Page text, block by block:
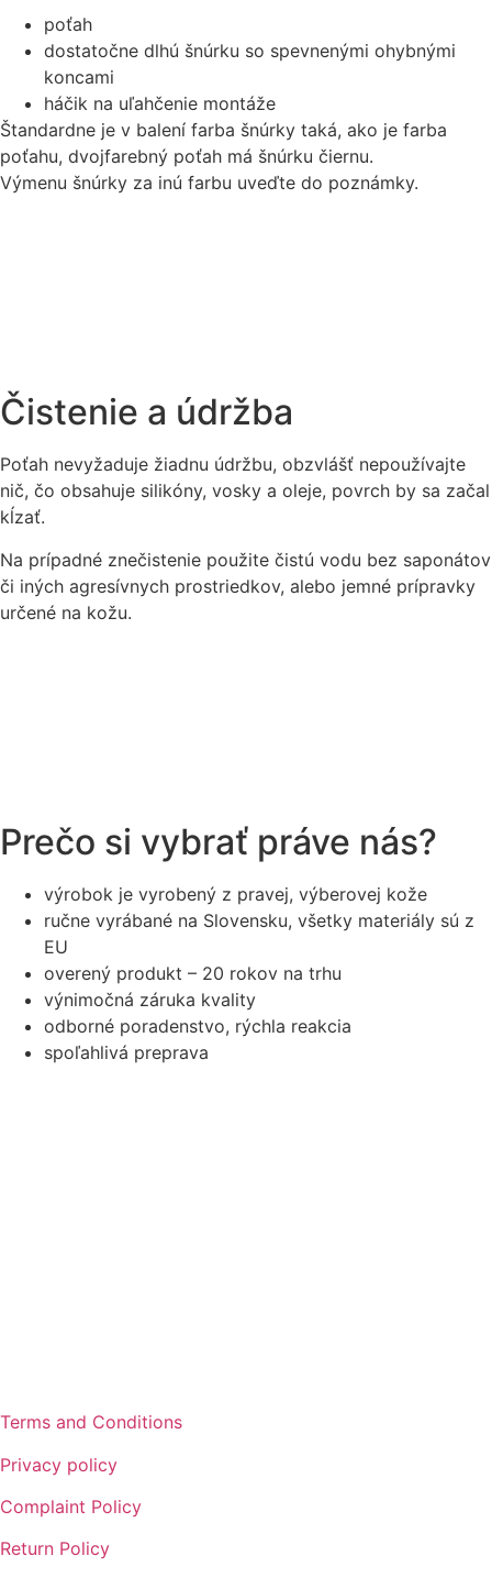
poťah
dostatočne dlhú šnúrku so spevnenými ohybnými
koncami
háčik na uľahčenie montáže
Štandardne je v balení farba šnúrky taká, ako je farba
poťahu, dvojfarebný poťah má šnúrku čiernu.
Výmenu šnúrky za inú farbu uveďte do poznámky.
Čistenie a údržba
Poťah nevyžaduje žiadnu údržbu, obzvlášť nepoužívajte
nič, čo obsahuje silikóny, vosky a oleje, povrch by sa začal
kĺzať.
Na prípadné znečistenie použite čistú vodu bez saponátov
či iných agresívnych prostriedkov, alebo jemné prípravky
určené na kožu.
Prečo si vybrať práve nás?
výrobok je vyrobený z pravej, výberovej kože
ručne vyrábané na Slovensku, všetky materiály sú z
EU
overený produkt – 20 rokov na trhu
výnimočná záruka kvality
odborné poradenstvo, rýchla reakcia
spoľahlivá preprava
Terms and Conditions
Privacy policy
Complaint Policy
Return Policy